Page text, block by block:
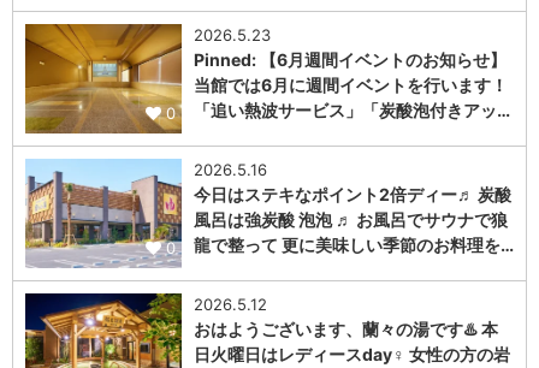
0
2026.5.23
Pinned: 【6月週間イベントのお知らせ】
当館では6月に週間イベントを行います！
「追い熱波サービス」「炭酸泡付きアッ…
0
2026.5.16
今日はステキなポイント2倍ディー♬ 炭酸
風呂は強炭酸 泡泡 ♬ お風呂でサウナで狼
龍で整って 更に美味しい季節のお料理を…
2026.5.12
おはようございます、蘭々の湯です♨️ 本
日火曜日はレディースday♀️ 女性の方の岩